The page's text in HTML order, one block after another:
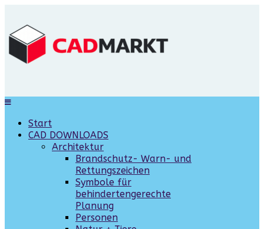
Start
CAD DOWNLOADS
Architektur
Brandschutz- Warn- und
Rettungszeichen
Symbole für
behindertengerechte
Planung
Personen